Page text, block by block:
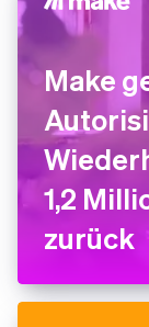
Make
1,2
zurück